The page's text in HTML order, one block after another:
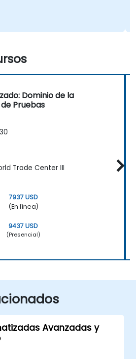
Dominio de la
Pruebas
Trade Center III
7937 USD
(En línea)
9437 USD
(Presencial)
Avanzadas y